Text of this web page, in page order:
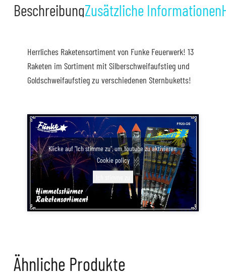
BeschreibungZusätzliche Informationen
Herrliches Raketensortiment von Funke Feuerwerk! 13
Raketen im Sortiment mit Silberschweifaufstieg und
Goldschweifaufstieg zu verschiedenen Sternbuketts!
Klicke auf "Ich stimme zu", um Youtube zu aktivieren
Cookie policy
Ähnliche Produkte